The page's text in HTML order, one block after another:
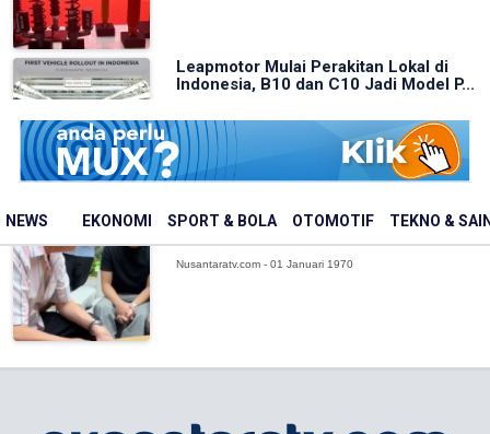
NEWS EKONOMI SPORT & BOLA OTOMOTIF TEKNO &
Leapmotor Mulai Perakitan Lokal di
Indonesia, B10 dan C10 Jadi Model P...
Nusantaratv.com - 01 Januari 1970
Jusuf Hamka Pesan 61 Toyota Land
Cruiser FJ di GIIAS 2026, Siap Batalk...
Nusantaratv.com - 01 Januari 1970